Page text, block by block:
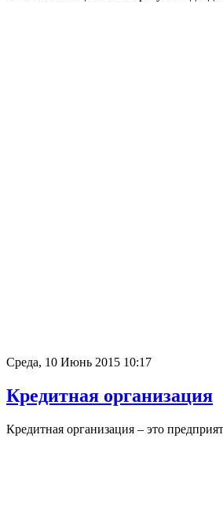
Среда, 10 Июнь 2015 10:17
Кредитная организация
Кредитная организация – это